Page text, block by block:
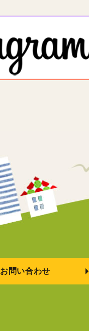
お問い合わせ